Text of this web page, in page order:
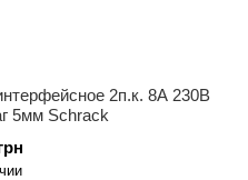
2п.к. 8А 230В
5мм Schrack